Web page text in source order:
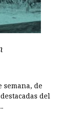
de
del